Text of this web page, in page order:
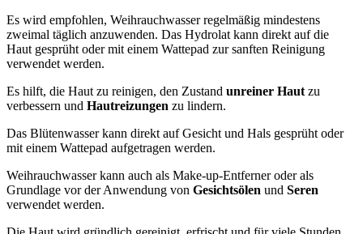
Es wird empfohlen, Weihrauchwasser regelmäßig mindestens
zweimal täglich anzuwenden. Das Hydrolat kann direkt auf die
Haut gesprüht oder mit einem Wattepad zur sanften Reinigung
verwendet werden.
Es hilft, die Haut zu reinigen, den Zustand unreiner Haut zu
verbessern und Hautreizungen zu lindern.
Das Blütenwasser kann direkt auf Gesicht und Hals gesprüht oder
mit einem Wattepad aufgetragen werden.
Weihrauchwasser kann auch als Make-up-Entferner oder als
Grundlage vor der Anwendung von Gesichtsölen und Seren
verwendet werden.